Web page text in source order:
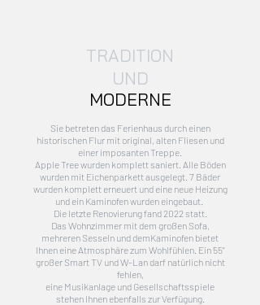
TRADITION
UND
MODERNE
Sie betreten das Ferienhaus durch einen
historischen Flur mit original, alten Fliesen und
einer imposanten Treppe.
Apple Tree wurden komplett saniert. Alle Böden
wurden mit Eichenparkett ausgelegt. 7 Bäder
wurden komplett erneuert und eine neue Heizung
und ein Kaminofen wurden eingebaut.
Die letzte Renovierung fand 2022 statt.
Das Wohnzimmer mit dem großen Sofa,
mehreren Sesseln und demKaminofen bietet
Ihnen eine Atmosphäre zum Wohlfühlen. Ein 55"
großer Smart TV und W-Lan darf natürlich nicht
fehlen,
eine Musikanlage und Gesellschaftsspiele
stehen Ihnen ebenfalls zur Verfügung.